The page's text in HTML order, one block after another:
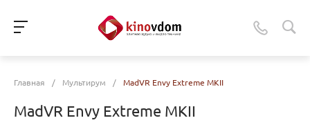
Главная / Мультирум / MadVR Envy Extreme MKII
MadVR Envy Extreme MKII